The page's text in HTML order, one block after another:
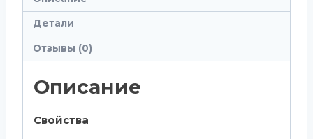
Детали
Отзывы (0)
Описание
Свойства